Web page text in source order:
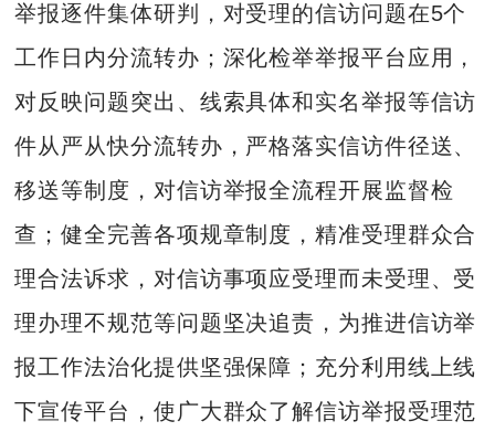
举报逐件集体研判，对受理的信访问题在5个
工作日内分流转办；深化检举举报平台应用，
对反映问题突出、线索具体和实名举报等信访
件从严从快分流转办，严格落实信访件径送、
移送等制度，对信访举报全流程开展监督检
查；健全完善各项规章制度，精准受理群众合
理合法诉求，对信访事项应受理而未受理、受
理办理不规范等问题坚决追责，为推进信访举
报工作法治化提供坚强保障；充分利用线上线
下宣传平台，使广大群众了解信访举报受理范